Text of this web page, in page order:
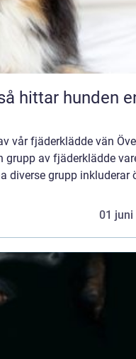
vår fjäderklädde vän
grupp av fjäderklädde
diverse grupp inkluderar
01 juni